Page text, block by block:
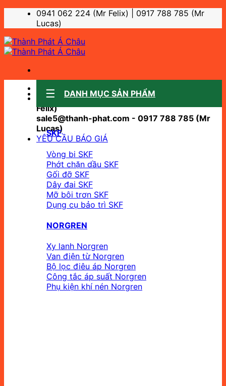
dung
0941 062 224 (Mr Felix) | 0917 788 785 (Mr
Lucas)
Sale support:
sale10@thanh-phat.com - 0941 062 224 (Mr
Felix)
sale5@thanh-phat.com - 0917 788 785 (Mr
Lucas)
YÊU CẦU BÁO GIÁ
DANH MỤC SẢN PHẨM
SKF
Vòng bi SKF
Phớt chặn dầu SKF
Gối đỡ SKF
Dây đai SKF
Mỡ bôi trơn SKF
Dụng cụ bảo trì SKF
NORGREN
Xy lanh Norgren
Van điện từ Norgren
Bộ lọc điêu áp Norgren
Công tắc áp suất Norgren
Phụ kiện khí nén Norgren